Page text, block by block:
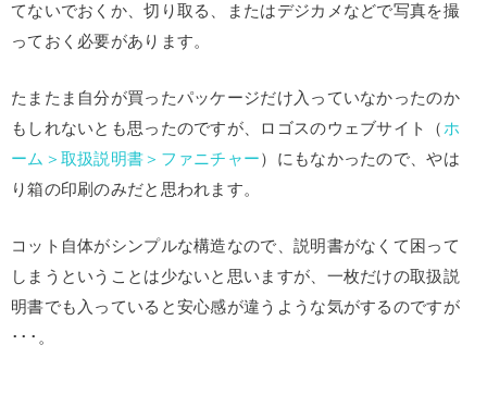
てないでおくか、切り取る、またはデジカメなどで写真を撮
っておく必要があります。
たまたま自分が買ったパッケージだけ入っていなかったのか
もしれないとも思ったのですが、ロゴスのウェブサイト（ ホ
ーム＞取扱説明書＞ファニチャー）にもなかったので、やは
り箱の印刷のみだと思われます。
コット自体がシンプルな構造なので、説明書がなくて困って
しまうということは少ないと思いますが、一枚だけの取扱説
明書でも入っていると安心感が違うような気がするのですが
･･･。